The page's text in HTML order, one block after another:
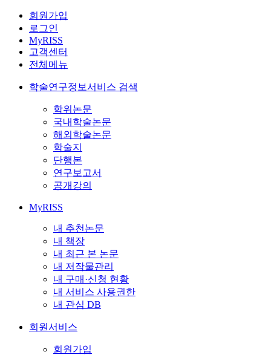
회원가입
로그인
MyRISS
고객센터
전체메뉴
학술연구정보서비스 검색
학위논문
국내학술논문
해외학술논문
학술지
단행본
연구보고서
공개강의
MyRISS
내 추천논문
내 책장
내 최근 본 논문
내 저작물관리
내 구매·신청 현황
내 서비스 사용권한
내 관심 DB
회원서비스
회원가입